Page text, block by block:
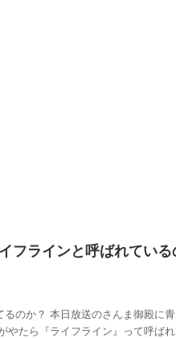
フラインと呼ばれてい
のか？ 本日放送のさんま御殿に
やたら『ライフライン』って呼ば